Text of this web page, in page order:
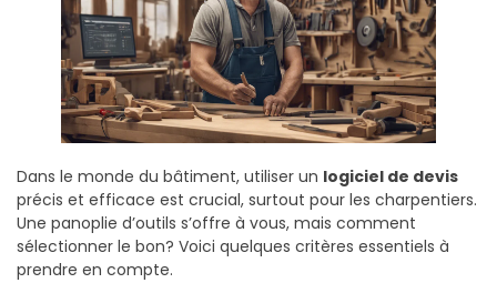
Dans le monde du bâtiment, utiliser un logiciel de devis
précis et efficace est crucial, surtout pour les charpentiers.
Une panoplie d’outils s’offre à vous, mais comment
sélectionner le bon? Voici quelques critères essentiels à
prendre en compte.